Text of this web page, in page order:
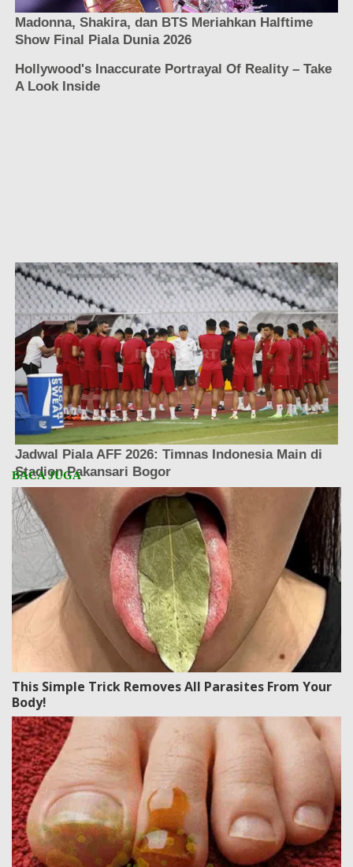
This Simple Trick Removes All Parasites From Your
Body!